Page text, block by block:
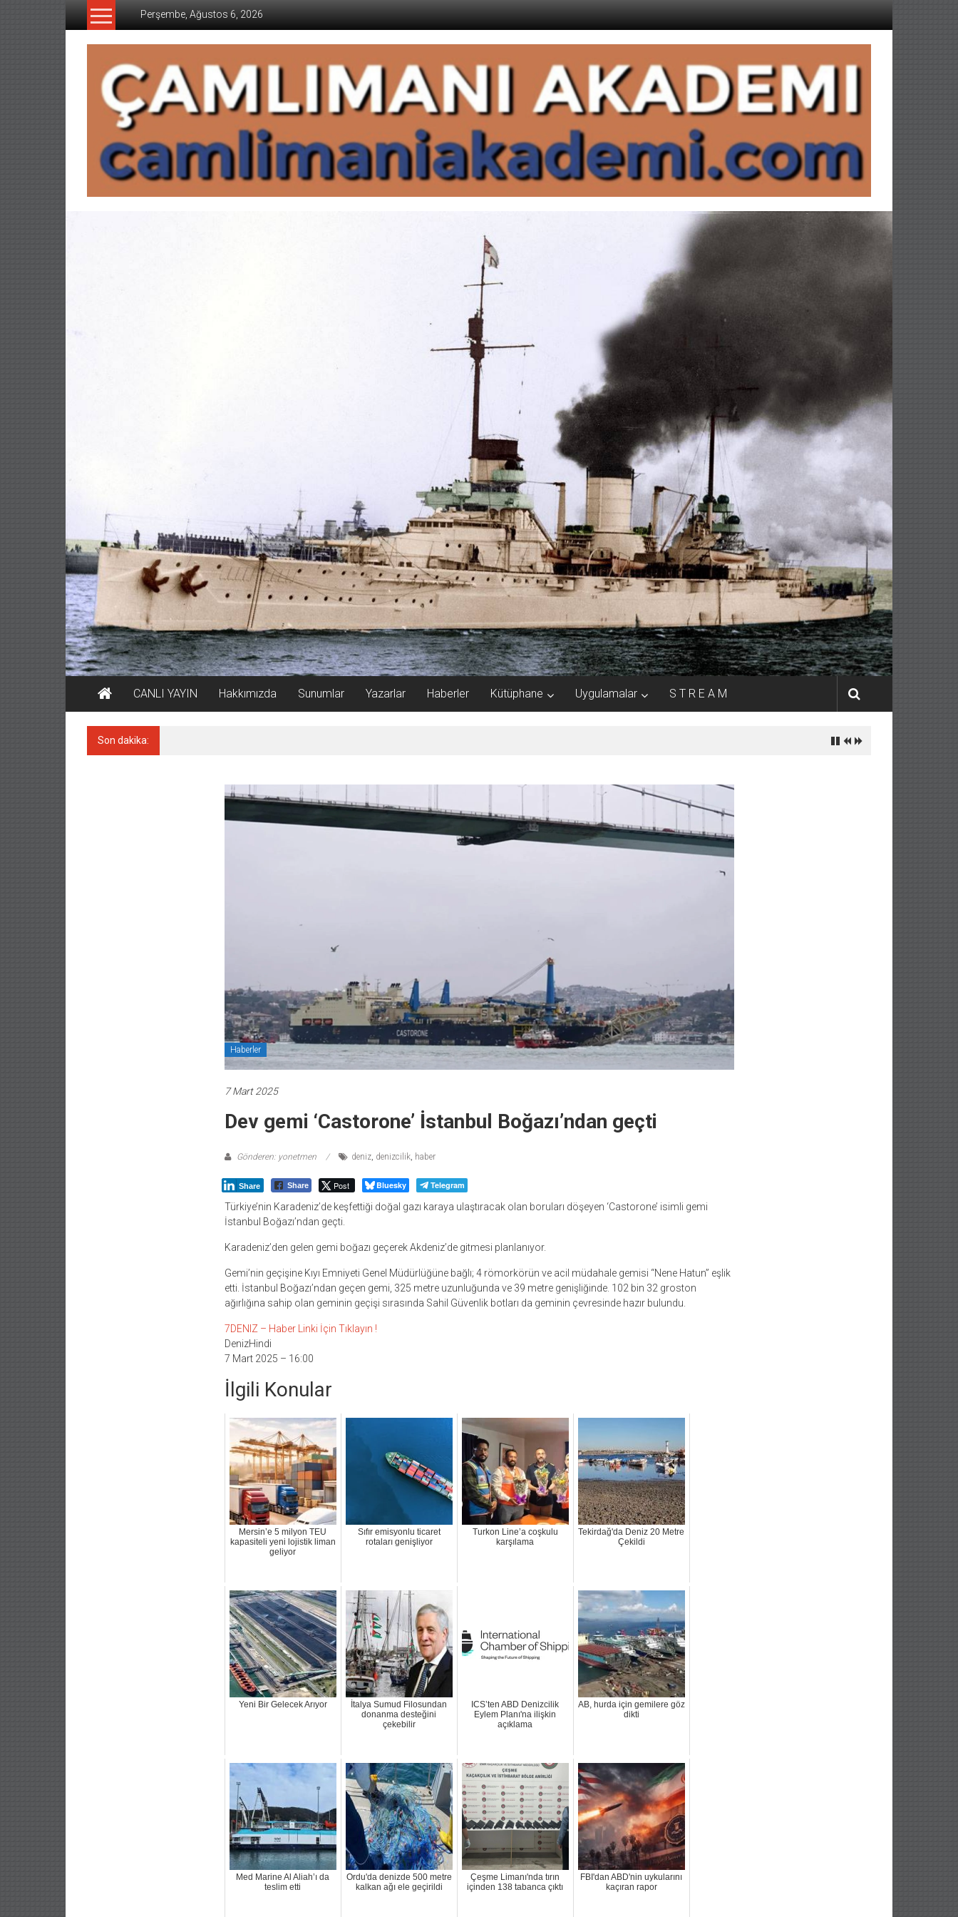
İçeriğe
Perşembe, Ağustos 6, 2026
CAMLIMANI
AKADEMI
CANLI YAYIN Hakkımızda Sunumlar Yazarlar Haberler Kütüphane Uygulamalar S T R E A M
Son dakika:
Haberler
7 Mart 2025
Dev gemi ‘Castorone’ İstanbul Boğazı’ndan geçti
Gönderen: yonetmen deniz, denizcilik, haber
Share Share Post Bluesky Telegram
Türkiye’nin Karadeniz’de keşfettiği doğal gazı karaya ulaştıracak olan boruları döşeyen ‘Castorone’ isimli gemi
İstanbul Boğazı’ndan geçti.
Karadeniz’den gelen gemi boğazı geçerek Akdeniz’de gitmesi planlanıyor.
Gemi’nin geçişine Kıyı Emniyeti Genel Müdürlüğüne bağlı; 4 römorkörün ve acil müdahale gemisi “Nene Hatun” eşlik
etti. İstanbul Boğazı’ndan geçen gemi, 325 metre uzunluğunda ve 39 metre genişliğinde. 102 bin 32 groston
ağırlığına sahip olan geminin geçişi sırasında Sahil Güvenlik botları da geminin çevresinde hazır bulundu.
7DENIZ – Haber Linki İçin Tıklayın !
DenizHindi
7 Mart 2025 – 16:00
İlgili Konular
Mersin’e 5 milyon TEU
kapasiteli yeni lojistik liman
geliyor
Sıfır emisyonlu ticaret
rotaları genişliyor
Turkon Line’a coşkulu
karşılama
Tekirdağ'da Deniz 20 Metre
Çekildi
Yeni Bir Gelecek Arıyor
İtalya Sumud Filosundan
donanma desteğini
çekebilir
ICS’ten ABD Denizcilik
Eylem Planı'na ilişkin
açıklama
AB, hurda için gemilere göz
dikti
Med Marine Al Aliah’ı da
teslim etti
Ordu'da denizde 500 metre
kalkan ağı ele geçirildi
Çeşme Limanı'nda tırın
içinden 138 tabanca çıktı
FBI'dan ABD'nin uykularını
kaçıran rapor